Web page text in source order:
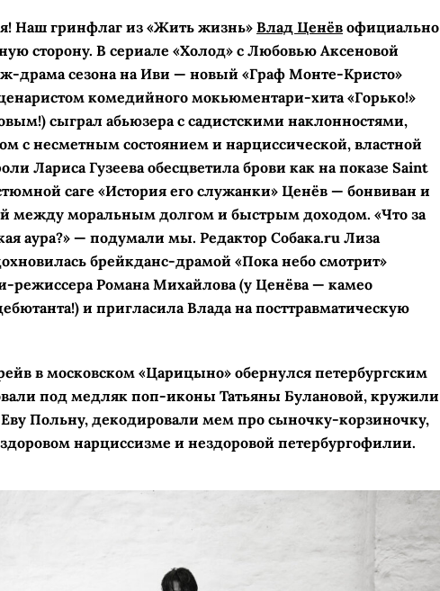
Наш гринфлаг из «Жить жизнь» Влад Ценёв официально
сторону. В сериале «Холод» с Любовью Аксеновой
­драма сезона на Иви — новый «Граф Монте-­Кристо»
комедийного мокьюментари-хита «Горько!»
сыграл абьюзера с садистскими наклонностями,
с несметным состоянием и нарциссической, властной
Лариса Гузеева обесцветила брови как на показе Saint
саге «История его служанки» Ценёв — бонвиван и
между моральным долгом и быстрым доходом. «Что за
аура?» — подумали мы. Редактор Собака.ru Лиза
брейкданс-­драмой «Пока небо смотрит»
режиссера Романа Михайлова (у Ценёва — камео
и пригласила Влада на посттравматическую
в московском «Царицыно» обернулся петербургским
под медляк поп-иконы Татьяны Булановой, кружили
Польну, декодировали мем про сыночку-­корзиночку,
нарциссизме и нездоровой петербургофилии.